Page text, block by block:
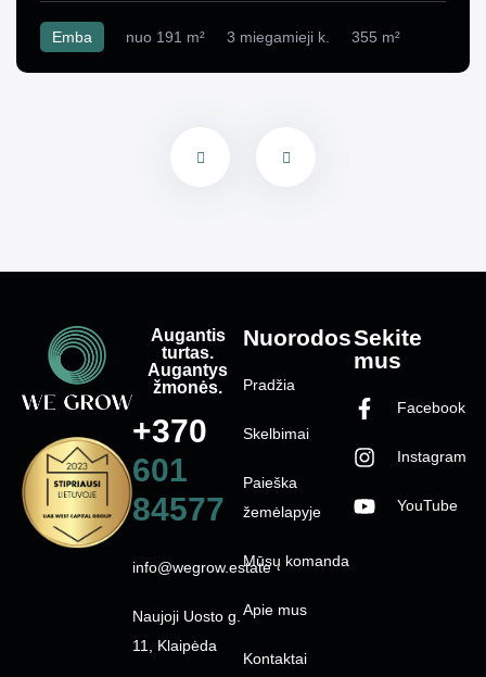
Emba nuo 191 m² 3 miegamieji k. 355 m²
Nuorodos
Pradžia
Skelbimai
Paieška
žemėlapyje
Mūsų komanda
Apie mus
Kontaktai
Sekite
mus
Facebook
Instagram
YouTube
Augantis
turtas.
Augantys
žmonės.
+370
601
84577
info@wegrow.estate
Naujoji Uosto g.
11, Klaipėda